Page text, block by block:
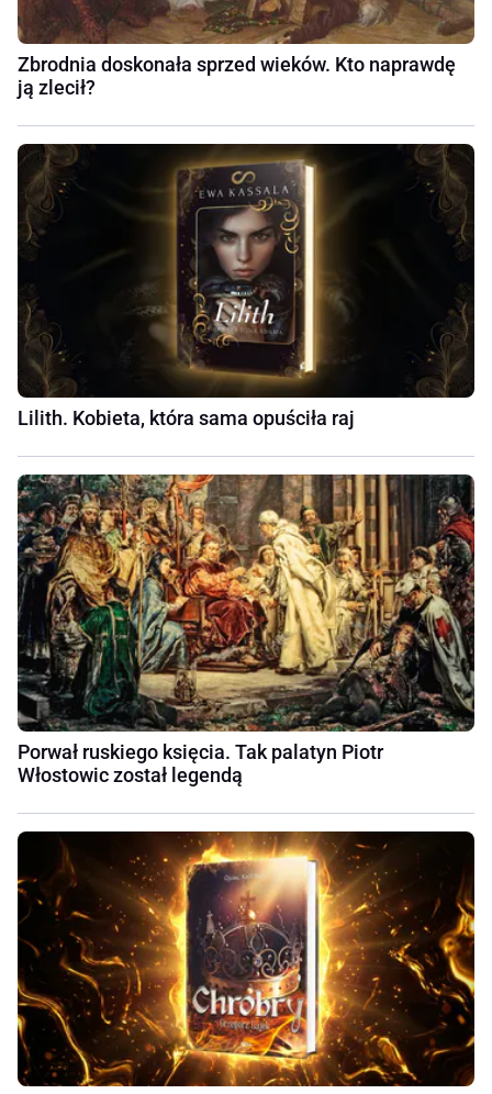
Zbrodnia doskonała sprzed wieków. Kto naprawdę
ją zlecił?
Lilith. Kobieta, która sama opuściła raj
Porwał ruskiego księcia. Tak palatyn Piotr
Włostowic został legendą